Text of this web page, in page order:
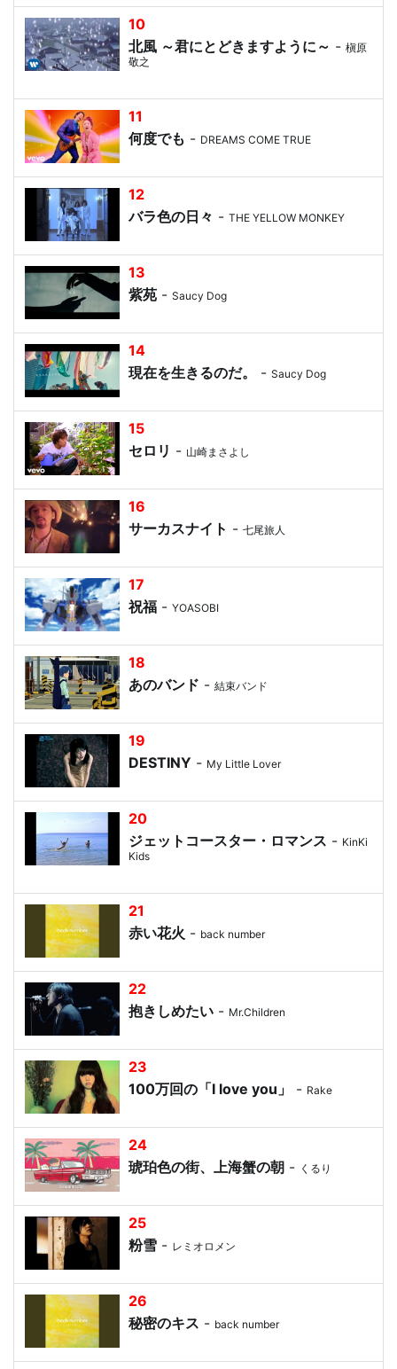
10
北風 ～君にとどきますように～ - 槇原
敬之
11
何度でも - DREAMS COME TRUE
12
バラ色の日々 - THE YELLOW MONKEY
13
紫苑- Saucy Dog
14
現在を生きるのだ。
- Saucy Dog
15
セロリ - 山崎まさよし
16
サーカスナイト - 七尾旅人
17
祝福- YOASOBI
18
あのバンド - 結束バンド
19
DESTINY - My Little Lover
20
ジェットコースター・ロマンス - KinKi
Kids
21
赤い花火 - back number
22
抱きしめたい- Mr.Children
23
100万回の「I love you」
- Rake
24
琥珀色の街、上海蟹の朝- くるり
25
粉雪- レミオロメン
26
秘密のキス - back number